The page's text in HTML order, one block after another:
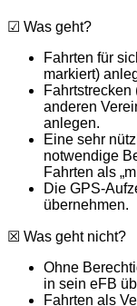
☑ Was geht?
Fahrten für
markiert)
anderen
anlegen.
Eine sehr
notwendige
Fahrten als
Die GPS-
übernehmen.
☒ Was geht nicht?
Ohne
in sein eFB
Fahrten als